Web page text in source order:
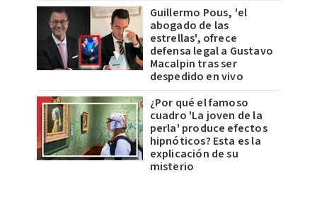
Guillermo Pous, 'el
abogado de las
estrellas', ofrece
defensa legal a Gustavo
Macalpin tras ser
despedido en vivo
¿Por qué el famoso
cuadro 'La joven de la
perla' produce efectos
hipnóticos? Esta es la
explicación de su
misterio